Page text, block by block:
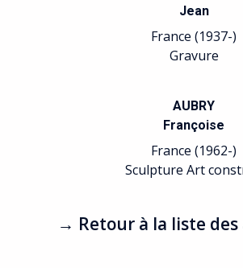
Jean
France (1937-)
Gravure
AUBRY
Françoise
France (1962-)
Sculpture Art
→ Retour à la liste